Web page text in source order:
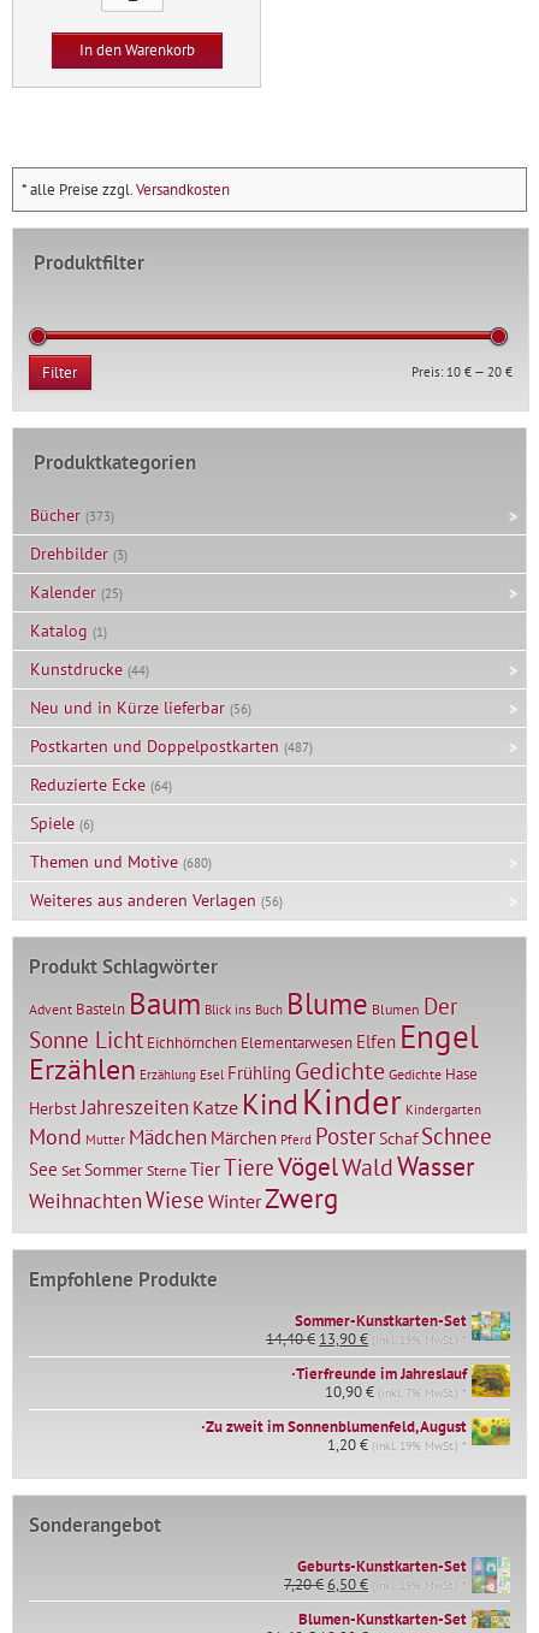
Gott
sprach
Menge
In den Warenkorb
* alle Preise zzgl.Versandkosten
Produktfilter
Min.
Max.
Filter Preis: 10 € — 20 €
Produktkategorien
Bücher (373)
Drehbilder (3)
Kalender (25)
Katalog (1)
Kunstdrucke (44)
Neu und in Kürze lieferbar (56)
Postkarten und Doppelpostkarten (487)
Reduzierte Ecke (64)
Spiele (6)
Themen und Motive (680)
Weiteres aus anderen Verlagen (56)
Produkt Schlagwörter
Advent Basteln Baum Blick ins Buch Blume Blumen Der
Sonne Licht Eichhörnchen Elementarwesen Elfen Engel
Erzählen Erzählung Esel Frühling Gedichte Gedichte Hase
HerbstJahreszeitenKatze KindKinder Kindergarten
Mond Mutter Mädchen Märchen Pferd PosterSchaf Schnee
See Set Sommer Sterne TierTiereVögelWaldWasser
WeihnachtenWiese WinterZwerg
Empfohlene Produkte
Sommer-Kunstkarten-Set
14,40€ Ursprünglicher
Preis
war:
14,40 €
13,90€Aktueller
Preis
ist:
13,90 €.
(inkl. 19% MwSt.) *
∙Tierfreunde im Jahreslauf
10,90€ (inkl. 7% MwSt.) *
∙Zu zweit im Sonnenblumenfeld, August
1,20€ (inkl. 19% MwSt.) *
Sonderangebot
Geburts-Kunstkarten-Set
7,20€Ursprünglicher
Preis
war:
6,50€Aktueller
Preis
ist:
(inkl. 19% MwSt.) *
Blumen-Kunstkarten-Set